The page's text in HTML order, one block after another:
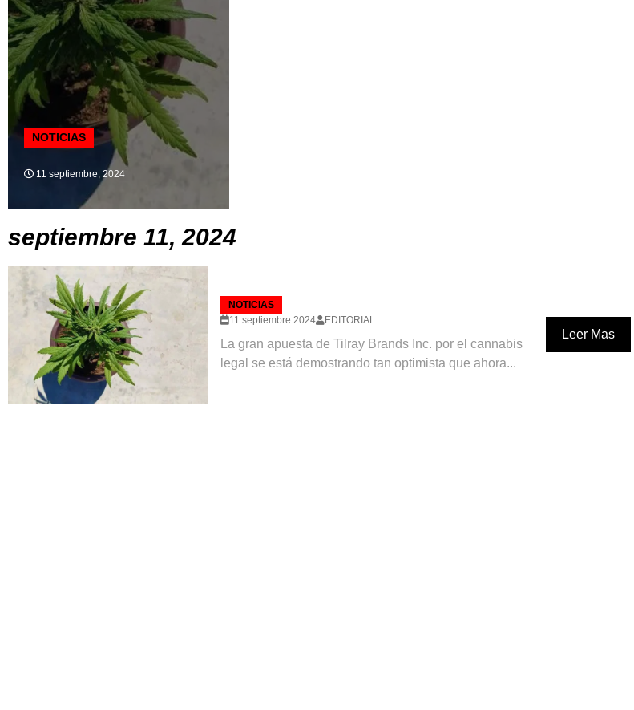
NOTICIAS
11 septiembre, 2024
septiembre 11, 2024
NOTICIAS
11 septiembre 2024
EDITORIAL
La gran apuesta de Tilray Brands Inc. por el cannabis
legal se está demostrando tan optimista que ahora...
Leer Mas